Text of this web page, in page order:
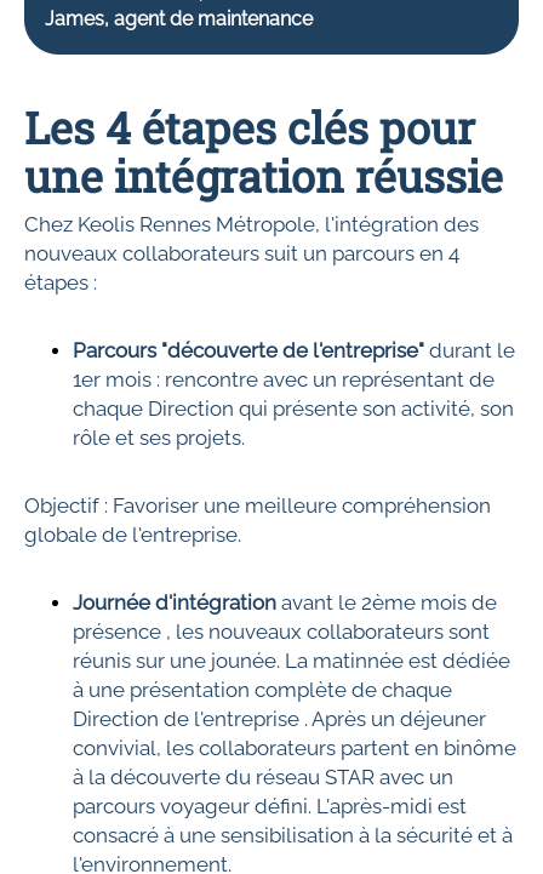
James, agent de maintenance
Les 4 étapes clés pour
une intégration réussie
Chez Keolis Rennes Métropole, l'intégration des
nouveaux collaborateurs suit un parcours en 4
étapes :
Parcours "découverte de l'entreprise" durant le
1er mois : rencontre avec un représentant de
chaque Direction qui présente son activité, son
rôle et ses projets.
Objectif : Favoriser une meilleure compréhension
globale de l'entreprise.
Journée d'intégration avant le 2ème mois de
présence , les nouveaux collaborateurs sont
réunis sur une jounée. La matinnée est dédiée
à une présentation complète de chaque
Direction de l'entreprise . Après un déjeuner
convivial, les collaborateurs partent en binôme
à la découverte du réseau STAR avec un
parcours voyageur défini. L'après-midi est
consacré à une sensibilisation à la sécurité et à
l'environnement.